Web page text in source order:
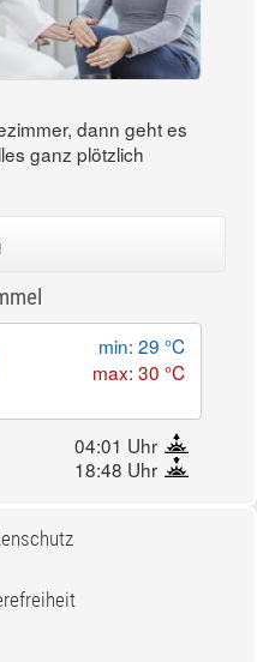
dann geht es
ganz plötzlich
min: 29 °C
max: 30 °C
04:01 Uhr
18:48 Uhr